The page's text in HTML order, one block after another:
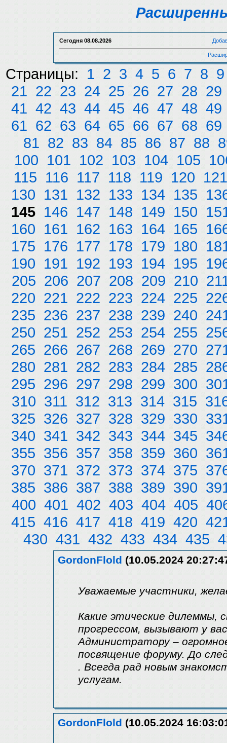
Сегодня 08.08.2026
Страницы: 1 2 3 4 5 6 7 8 9
21 22 23 24 25 26 27 28 29
41 42 43 44 45 46 47 48 49
61 62 63 64 65 66 67 68 69
81 82 83 84 85 86 87 88
100 101 102 103 104 105
115 116 117 118 119 120 121
130 131 132 133 134 135
145 146 147 148 149 150
160 161 162 163 164 165
175 176 177 178 179 180
190 191 192 193 194 195
205 206 207 208 209 210
220 221 222 223 224 225
235 236 237 238 239 240
250 251 252 253 254 255
265 266 267 268 269 270
280 281 282 283 284 285
295 296 297 298 299 300
310 311 312 313 314 315
325 326 327 328 329 330
340 341 342 343 344 345
355 356 357 358 359 360
370 371 372 373 374 375
385 386 387 388 389 390
400 401 402 403 404 405
415 416 417 418 419 420
430 431 432 433 434 435
GordonFlold (10.05.2024
Уважаемые участники,
Какие этические дилеммы,
прогрессом, вызывают у
Администратору –
посвящение форуму. До
. Всегда рад новым
услугам.
GordonFlold (10.05.2024